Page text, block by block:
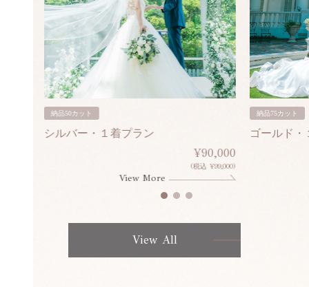
納品50カット
シルバー・１着プラン
¥90,000
(税込 ¥99,000)
View More
納品75カット
ゴールド・
View All